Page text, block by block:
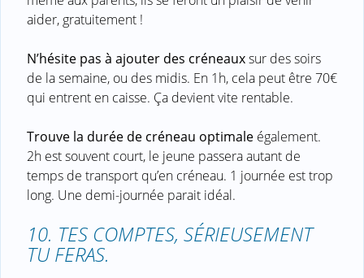
aider, gratuitement !
N’hésite pas à ajouter des créneauxsur des soirs
de la semaine, ou des midis. En 1h, cela peut être 70€
qui entrent en caisse. Ça devient vite rentable.
Trouve la durée de créneau optimale également.
2h est souvent court, le jeune passera autant de
temps de transport qu’en créneau. 1 journée est trop
long. Une demi-journée parait idéal.
10. TES COMPTES, SÉRIEUSEMENT
TU FERAS.